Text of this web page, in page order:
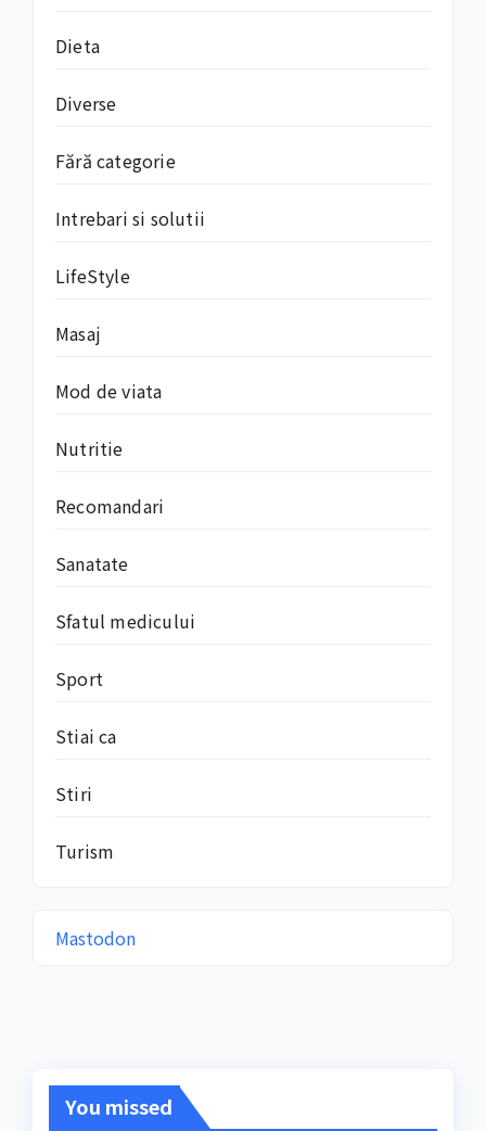
Dieta
Diverse
Fără categorie
Intrebari si solutii
LifeStyle
Masaj
Mod de viata
Nutritie
Recomandari
Sanatate
Sfatul medicului
Sport
Stiai ca
Stiri
Turism
Mastodon
You missed